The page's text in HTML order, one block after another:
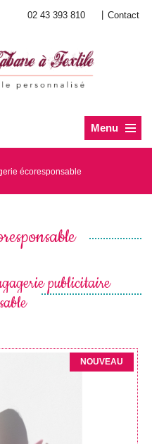
02 43 393 810 Contact
Menu
écoresponsable
publicitaire
NOUVEAU